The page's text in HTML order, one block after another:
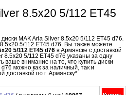
8.5x20 5/112 ET45
MAK Aria Silver 8.5x20 5/112 ET45 d76.
5/112 ET45 d76. Вы также можете
5/112 ET45 d76 в Армянске с доставкой
5/112 ET45 d76 указаны за одну
ваше внимание на то, что купить диски
можно как за наличный, так и
доставкой по г. Армянску*.